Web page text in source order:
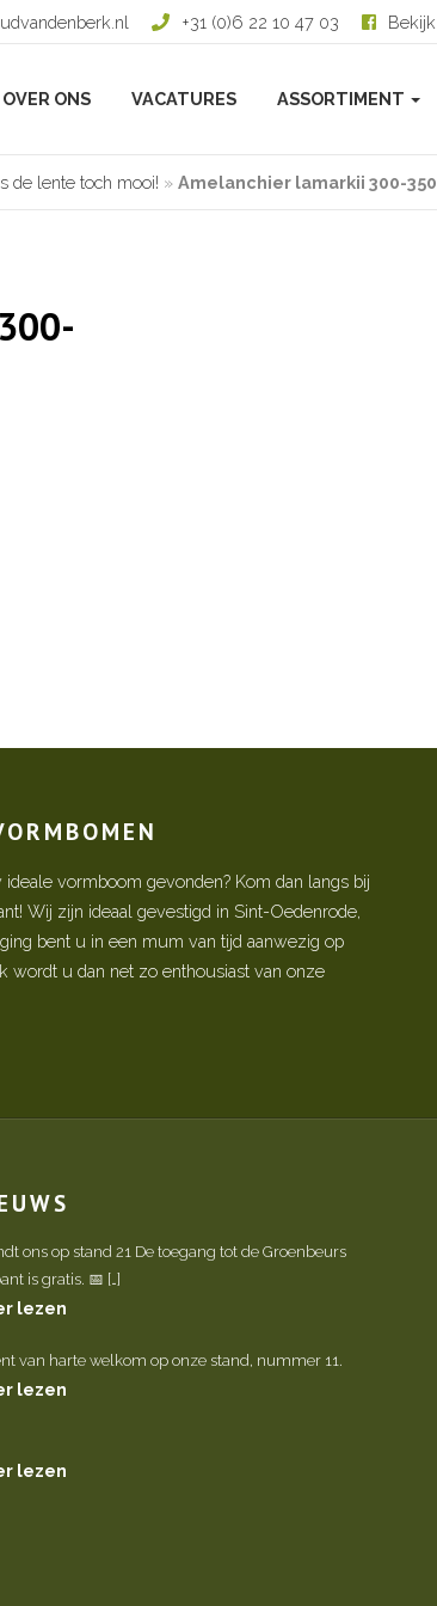
+31 (0)6 22 10 47 03
OVER ONS VACATURES ASSORTIMENT
de lente toch mooi! » Amelanchier lamarkii 300-
vormboom gevonden? Kom dan langs bij
Wij zijn ideaal gevestigd in Sint-Oedenrode,
bent u in een mum van tijd aanwezig op
wordt u dan net zo enthousiast van onze
ons op stand 21 De toegang tot de Groenbeurs
is gratis. 📅 […]
lezen
van harte welkom op onze stand, nummer 11.
lezen
lezen